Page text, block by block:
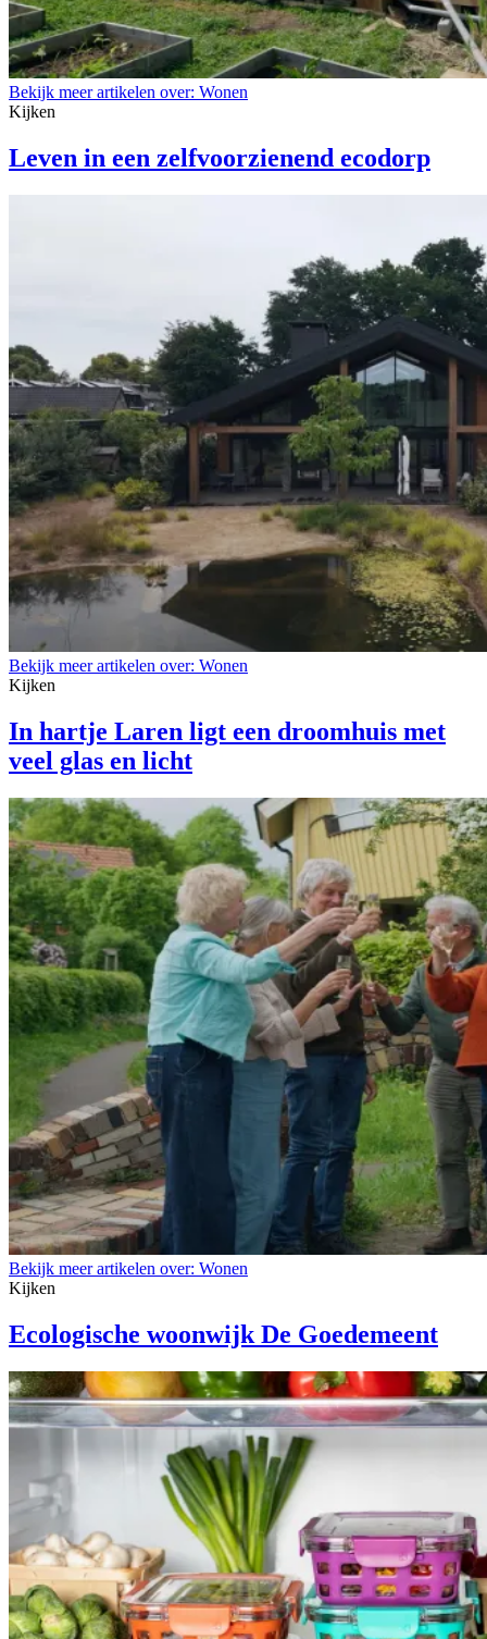
Bekijk meer artikelen over: Wonen
Kijken
Leven in een zelfvoorzienend ecodorp
Bekijk meer artikelen over: Wonen
Kijken
In hartje Laren ligt een droomhuis met
veel glas en licht
Bekijk meer artikelen over: Wonen
Kijken
Ecologische woonwijk De Goedemeent